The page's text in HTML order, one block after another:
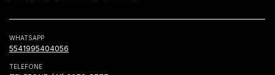
WHATSAPP
5541995404056
TELEFONE